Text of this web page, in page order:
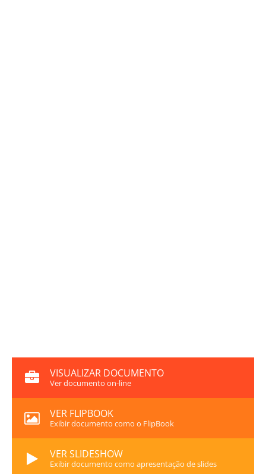
VISUALIZAR DOCUMENTO
Ver documento on-line
VER FLIPBOOK
Exibir documento como o FlipBook
VER SLIDESHOW
Exibir documento como apresentação de slides